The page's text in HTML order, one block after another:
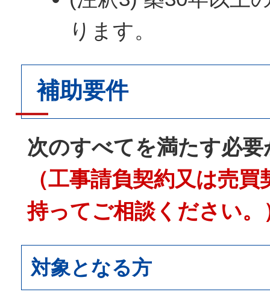
ります。
補助要件
次のすべてを満たす必
（工事請負契約又は売
持ってご相談ください。
対象となる方